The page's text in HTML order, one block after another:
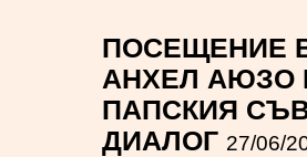
ПОСЕЩЕНИЕ
АНХЕЛ АЮЗО
ПАПСКИЯ
ДИАЛОГ 27/06/